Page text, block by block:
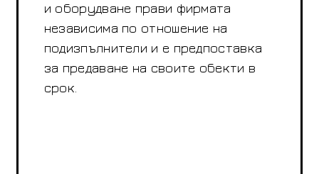
и оборудване прави фирмата
независима по отношение на
подизпълнители и е предпоставка
за предаване на своите обекти в
срок.